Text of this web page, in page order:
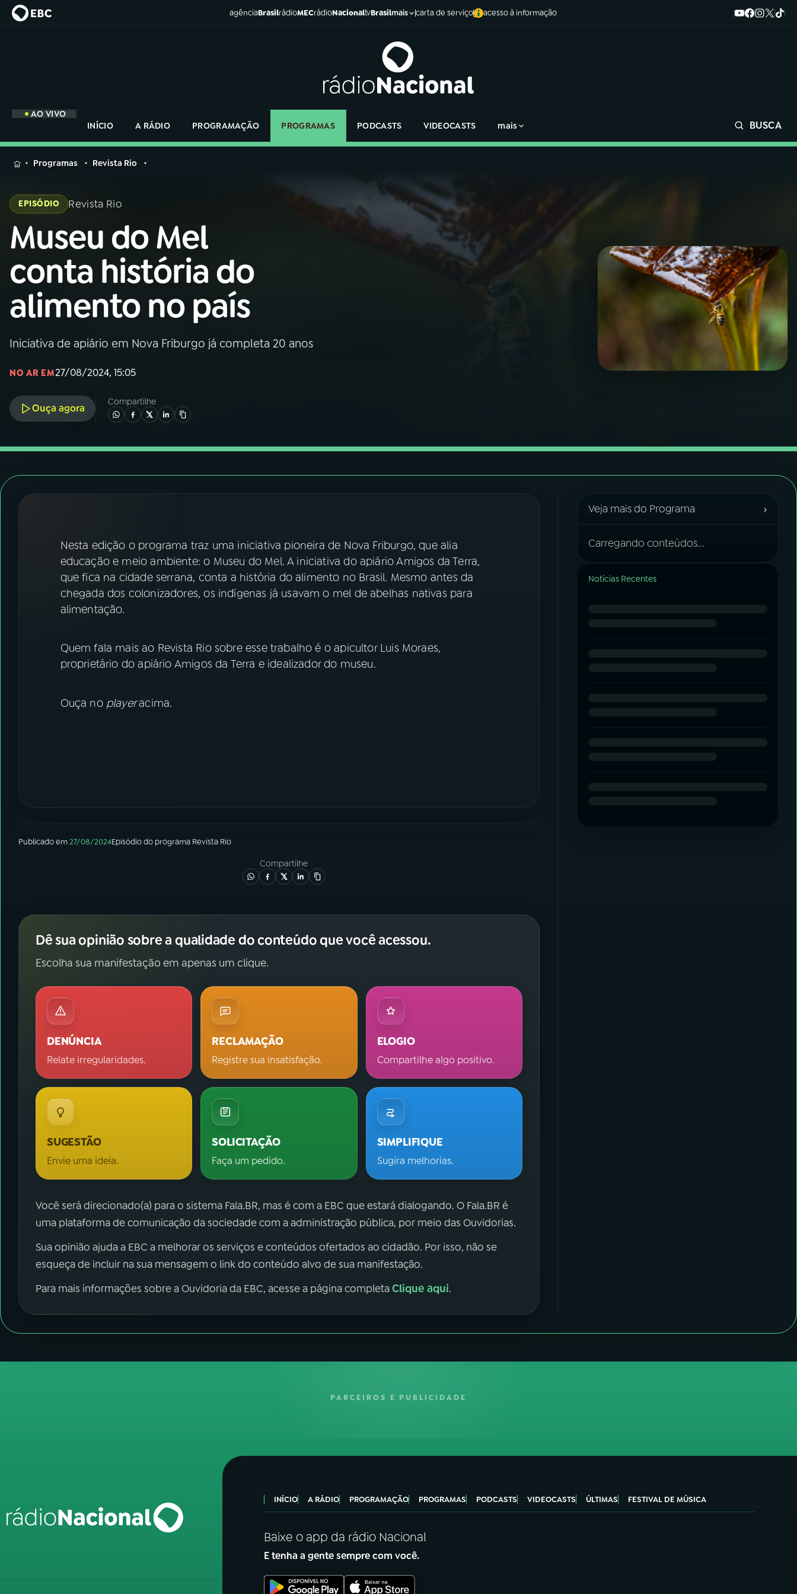
agênciaBrasilrádioMECrádioNacionaltvBrasilmais carta de serviço acesso à informação
AO VIVO
INÍCIO
A RÁDIO PROGRAMAÇÃO PROGRAMAS PODCASTS VIDEOCASTS mais BUSCA
MENU
Buscar
na
Rádio
Nacional
AO VIVO
01INÍCIO
02 A RÁDIO
03PROGRAMAÇÃO
PROGRAMAS
FESTIVAL DE MÚSICA
ACOMPANHE A RÁDIO NACIONAL
Instagram X
na
Rádio
Programas Revista Rio
EPISÓDIO Revista Rio
Museu do Mel
conta história do
alimento no país
Iniciativa de apiário em Nova Friburgo já completa 20 anos
NO AR EM27/08/2024, 15:05
Ouça agora
Compartilhe
Nesta edição o programa traz uma iniciativa pioneira de Nova Friburgo, que alia
educação e meio ambiente: o Museu do Mel. A iniciativa do apiário Amigos da Terra,
que fica na cidade serrana, conta a história do alimento no Brasil. Mesmo antes da
chegada dos colonizadores, os indígenas já usavam o mel de abelhas nativas para
alimentação.
Quem fala mais ao Revista Rio sobre esse trabalho é o apicultor Luis Moraes,
proprietário do apiário Amigos da Terra e idealizador do museu.
Ouça no playeracima.
Publicado em27/08/2024Episódiodo programa Revista Rio
Compartilhe
Dê sua opinião sobre a qualidade do conteúdo que você acessou.
Escolha sua manifestação em apenas um clique.
DENÚNCIA
Relate irregularidades.
RECLAMAÇÃO
Registre sua insatisfação.
ELOGIO
Compartilhe algo positivo.
SUGESTÃO
Envie uma ideia.
SOLICITAÇÃO
Faça um pedido.
SIMPLIFIQUE
Sugira melhorias.
Você será direcionado(a) para o sistema Fala.BR, mas é com a EBC que estará dialogando. O Fala.BR é
uma plataforma de comunicação da sociedade com a administração pública, por meio das Ouvidorias.
Sua opinião ajuda a EBC a melhorar os serviços e conteúdos ofertados ao cidadão. Por isso, não se
esqueça de incluir na sua mensagem o link do conteúdo alvo de sua manifestação.
Para mais informações sobre a Ouvidoria da EBC, acesse a página completaClique aqui.
Veja mais do Programa ›
Carregando conteúdos...
Notícias Recentes
PARCEIROS E PUBLICIDADE
INÍCIO A RÁDIO PROGRAMAÇÃO PROGRAMAS PODCASTS VIDEOCASTS ÚLTIMAS FESTIVAL DE MÚSICA
Baixe o app da rádio Nacional
E tenha a gente sempre com você.